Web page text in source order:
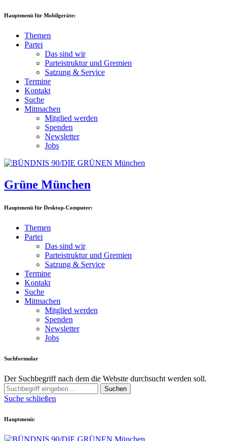
Hauptmenü für Mobilgeräte:
Themen
Partei
Das sind wir
Parteistruktur und Gremien
Satzung & Service
Termine
Kontakt
Suche
Mitmachen
Mitglied werden
Spenden
Newsletter
Jobs
Grüne München
Hauptmenü für Desktop-Computer:
Themen
Partei
Das sind wir
Parteistruktur und Gremien
Satzung & Service
Termine
Kontakt
Suche
Mitmachen
Mitglied werden
Spenden
Newsletter
Jobs
Suchformular
Der Suchbegriff nach dem die Website durchsucht werden soll.
Suchen
Suche schließen
Hauptmenü: